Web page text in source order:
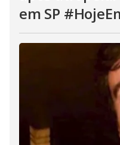
em SP